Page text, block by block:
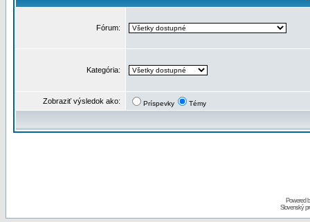
Fórum:
Kategória:
Zobraziť výsledok ako: Príspevky Témy
Powered
Slovenský